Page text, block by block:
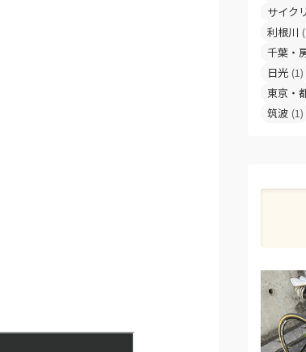
サイク
利根川
千葉・
日光 (1)
東京・
筑波 (1)